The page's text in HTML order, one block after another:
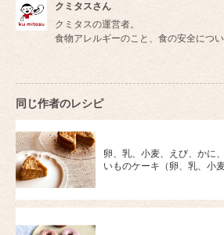
クミタスさん
クミタスの運営者。
食物アレルギーのこと、食の安全につ
同じ作者のレシピ
卵、乳、小麦、えび、かに
いものケーキ（卵、乳、小麦